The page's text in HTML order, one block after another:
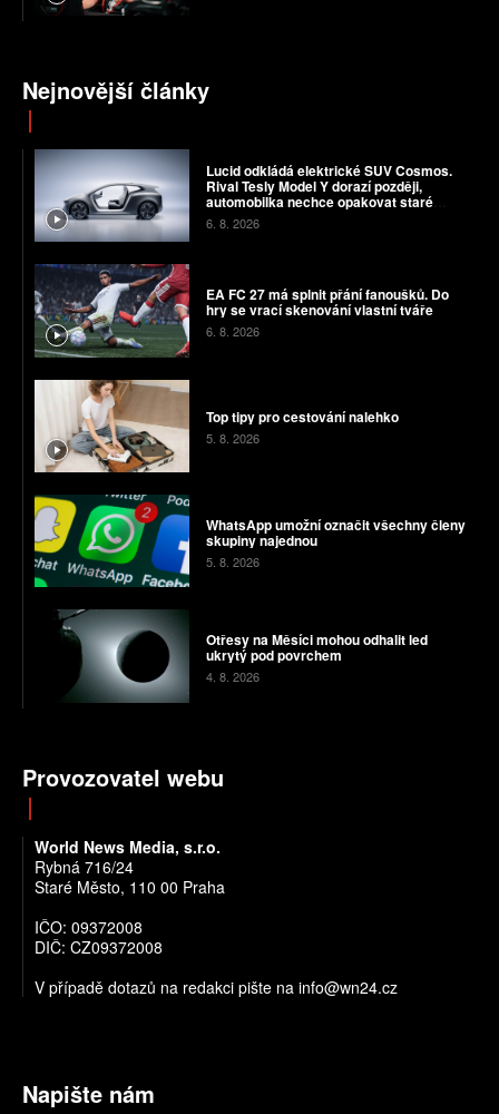
Nejnovější články
Lucid odkládá elektrické SUV Cosmos.
Rival Tesly Model Y dorazí později,
automobilka nechce opakovat staré
chyby
6. 8. 2026
EA FC 27 má splnit přání fanoušků. Do
hry se vrací skenování vlastní tváře
6. 8. 2026
Top tipy pro cestování nalehko
5. 8. 2026
WhatsApp umožní označit všechny členy
skupiny najednou
5. 8. 2026
Otřesy na Měsíci mohou odhalit led
ukrytý pod povrchem
4. 8. 2026
Provozovatel webu
World News Media, s.r.o.
Rybná 716/24
Staré Město, 110 00 Praha
IČO: 09372008
DIČ: CZ09372008
V případě dotazů na redakci pište na info@wn24.cz
Napište nám